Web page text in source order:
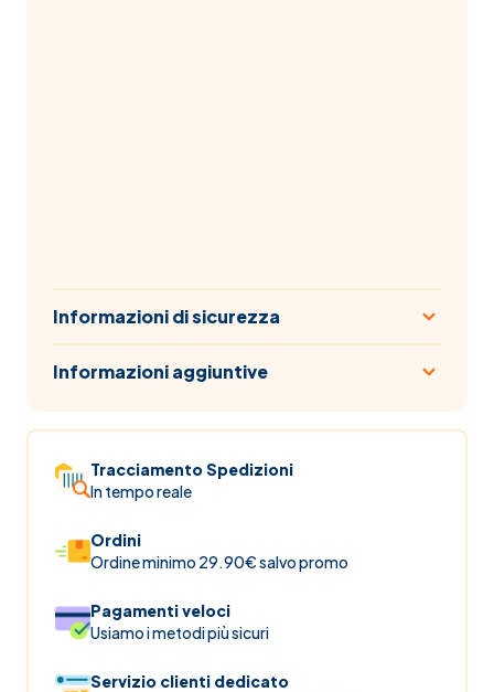
Informazioni di sicurezza
Informazioni aggiuntive
Tracciamento Spedizioni
In tempo reale
Ordini
Ordine minimo 29.90€ salvo promo
Pagamenti veloci
Usiamo i metodi più sicuri
Servizio clienti dedicato